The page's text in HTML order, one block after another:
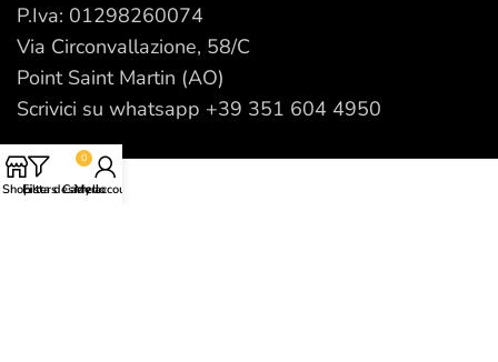
P.Iva: 01298260074
Via Circonvallazione, 58/C
Point Saint Martin (AO)
Scrivici su whatsapp +39 351 604 4950
ShopFilters
Lista desideri
0
Carrello
My account